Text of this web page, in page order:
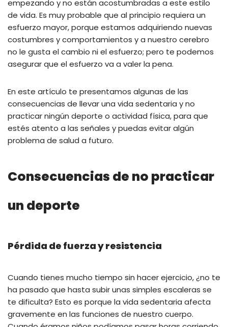
empezando y no están acostumbradas a este estilo
de vida. Es muy probable que al principio requiera un
esfuerzo mayor, porque estamos adquiriendo nuevas
costumbres y comportamientos y a nuestro cerebro
no le gusta el cambio ni el esfuerzo; pero te podemos
asegurar que el esfuerzo va a valer la pena.
En este artículo te presentamos algunas de las
consecuencias de llevar una vida sedentaria y no
practicar ningún deporte o actividad física, para que
estés atento a las señales y puedas evitar algún
problema de salud a futuro.
Consecuencias de no practicar
un deporte
Pérdida de fuerza y resistencia
Cuando tienes mucho tiempo sin hacer ejercicio, ¿no te
ha pasado que hasta subir unas simples escaleras se
te dificulta? Esto es porque la vida sedentaria afecta
gravemente en las funciones de nuestro cuerpo.